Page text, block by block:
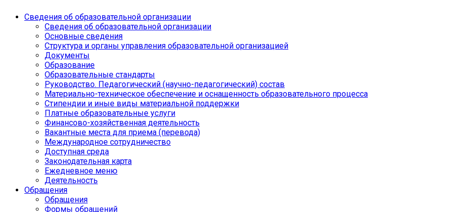
Сведения об образовательной организации
Сведения об образовательной организации
Основные сведения
Структура и органы управления образовательной организацией
Документы
Образование
Образовательные стандарты
Руководство. Педагогический (научно-педагогический) состав
Материально-техническое обеспечение и оснащенность образовательного процесса
Стипендии и иные виды материальной поддержки
Платные образовательные услуги
Финансово-хозяйственная деятельность
Вакантные места для приема (перевода)
Международное сотрудничество
Доступная среда
Законодательная карта
Ежедневное меню
Деятельность
Обращения
Обращения
Формы обращений